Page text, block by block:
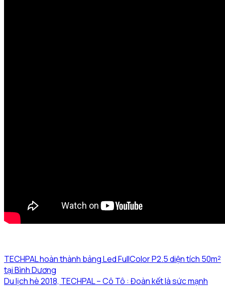
TECHPAL hoàn thành bảng Led FullColor P2.5 diện tích 50m²
tại Bình Dương
Du lịch hè 2018, TECHPAL – Cô Tô : Đoàn kết là sức mạnh